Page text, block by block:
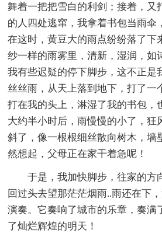
舞着一把把雪白的利剑；接着，又
的人四处逃窜，我拿着书包当雨伞
在这时，黄豆大的雨点纷纷落了下
纱一样的雨雾里，清新，湿润，如
我有些迟疑的停下脚步，这不正是
丝丝雨，从天上落到地下，打了一
打在我的头上，淋湿了我的书包，
大约半小时后，雨慢慢的小了，狂
斜了，像一根根细丝散向树木，墙
然想起，父母正在家干着急呢！
于是，我加快脚步，往家的方
回过头去望那茫茫烟雨..雨还在下
演奏。它奏响了城市的乐章，奏满
了灿烂辉煌的明天！